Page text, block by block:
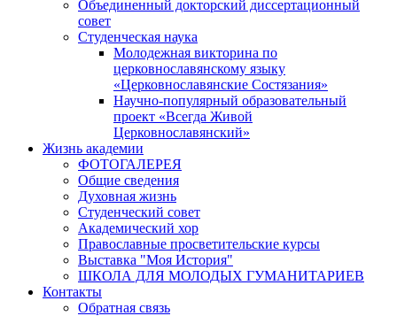
Объединенный докторский диссертационный
совет
Студенческая наука
Молодежная викторина по
церковнославянскому языку
«Церковнославянские Состязания»
Научно-популярный образовательный
проект «Всегда Живой
Церковнославянский»
Жизнь академии
ФОТОГАЛЕРЕЯ
Общие сведения
Духовная жизнь
Студенческий совет
Академический хор
Православные просветительские курсы
Выставка "Моя История"
ШКОЛА ДЛЯ МОЛОДЫХ ГУМАНИТАРИЕВ
Контакты
Обратная связь